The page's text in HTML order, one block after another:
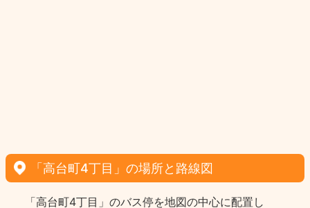
「高台町4丁目」の場所と路線図
「高台町4丁目」のバス停を地図の中心に配置し